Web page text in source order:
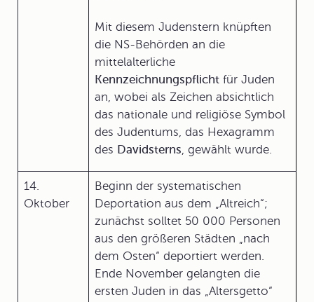
Mit diesem Judenstern knüpften
die NS-Behörden an die
mittelalterliche
Kennzeichnungspflicht für Juden
an, wobei als Zeichen absichtlich
das nationale und religiöse Symbol
des Judentums, das Hexagramm
des Davidsterns, gewählt wurde.
14.
Oktober
Beginn der systematischen
Deportation aus dem „Altreich“;
zunächst solltet 50 000 Personen
aus den größeren Städten „nach
dem Osten“ deportiert werden.
Ende November gelangten die
ersten Juden in das „Altersgetto“